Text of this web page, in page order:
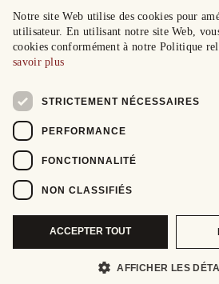
Notre site Web utilise des cookies pour
utilisateur. En utilisant notre site Web,
cookies conformément à notre Politique
savoir plus
STRICTEMENT NÉCESSAIRES
PERFORMANCE
FONCTIONNALITÉ
NON CLASSIFIÉS
ACCEPTER TOUT
AFFICHER LES